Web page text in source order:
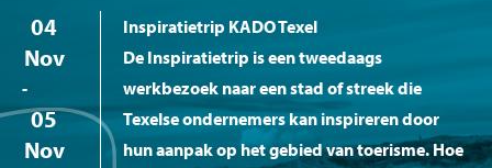
04
Nov
-
05
Nov
Inspiratietrip KADO Texel
De Inspiratietrip is een tweedaags
werkbezoek naar een stad of streek die
Texelse ondernemers kan inspireren door
hun aanpak op het gebied van toerisme. Hoe